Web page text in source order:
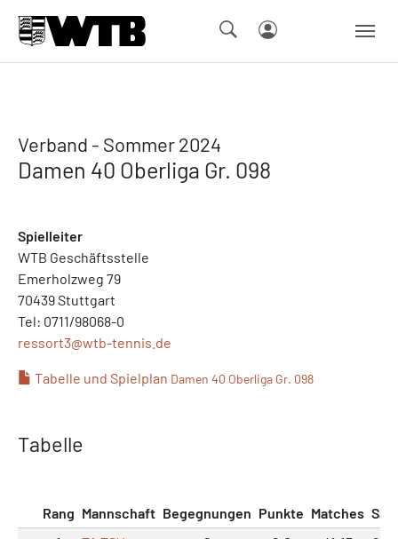
Verband - Sommer 2024
Damen 40 Oberliga Gr. 098
Spielleiter
WTB Geschäftsstelle
Emerholzweg 79
70439 Stuttgart
Tel: 0711/98068-0
ressort3@wtb-tennis.de
Tabelle und Spielplan Damen 40 Oberliga Gr. 098
Tabelle
Rang Mannschaft Begegnungen Punkte Matches